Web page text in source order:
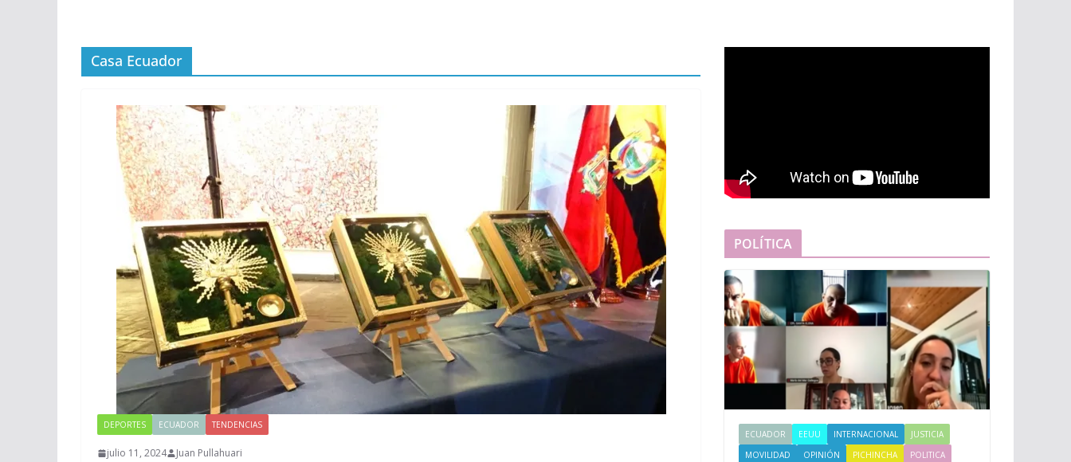
Casa Ecuador
DEPORTES ECUADOR TENDENCIAS
julio 11, 2024 Juan Pullahuari
POLÍTICA
ECUADOR EEUU INTERNACIONAL
JUSTICIA
MOVILIDAD
OPINIÓN PICHINCHA
POLITICA